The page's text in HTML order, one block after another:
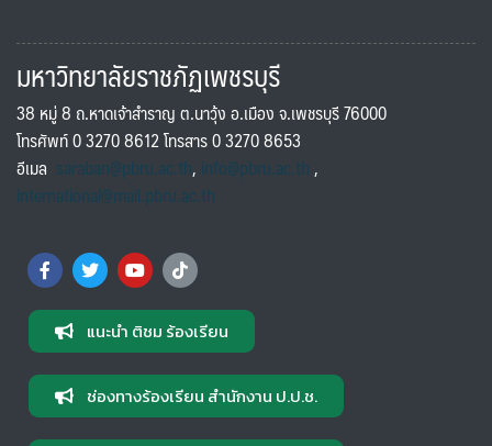
มหาวิทยาลัยราชภัฏเพชรบุรี
38 หมู่ 8 ถ.หาดเจ้าสำราญ ต.นาวุ้ง อ.เมือง จ.เพชรบุรี 76000
โทรศัพท์ 0 3270 8612 โทรสาร 0 3270 8653
อีเมล saraban@pbru.ac.th, info@pbru.ac.th,
international@mail.pbru.ac.th
แนะนำ ติชม ร้องเรียน
ช่องทางร้องเรียน สำนักงาน ป.ป.ช.